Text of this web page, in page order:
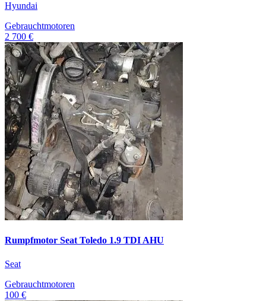
Hyundai
Gebrauchtmotoren
2 700 €
Rumpfmotor Seat Toledo 1.9 TDI AHU
Seat
Gebrauchtmotoren
100 €